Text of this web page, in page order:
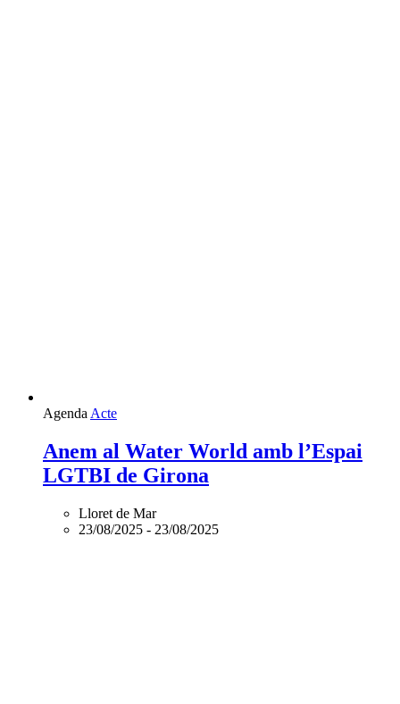
Agenda Acte
Anem al Water World amb l’Espai
LGTBI de Girona
Lloret de Mar
23/08/2025 - 23/08/2025